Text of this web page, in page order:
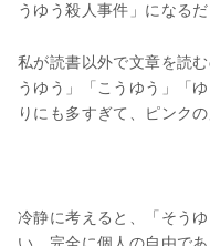
うゆう殺人事件」になるだ
私が読書以外で文章を読
うゆう」「こうゆう」「
りにも多すぎて、ピンク
冷静に考えると、「そう